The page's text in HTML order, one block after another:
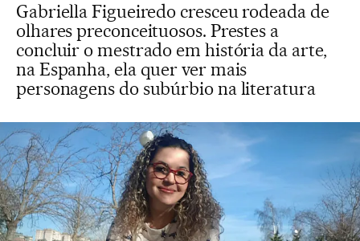
Gabriella Figueiredo cresceu rodeada de
olhares preconceituosos. Prestes a
concluir o mestrado em história da arte,
na Espanha, ela quer ver mais
personagens do subúrbio na literatura